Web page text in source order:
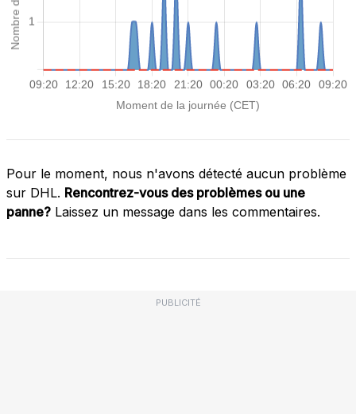
Pour le moment, nous n'avons détecté aucun problème
sur DHL. Rencontrez-vous des problèmes ou une
panne? Laissez un message dans les commentaires.
PUBLICITÉ